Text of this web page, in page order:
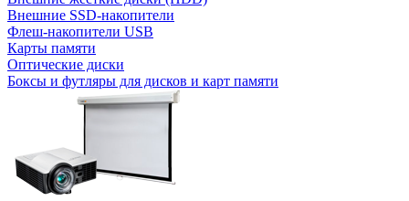
Внешние SSD-накопители
Флеш-накопители USB
Карты памяти
Оптические диски
Боксы и футляры для дисков и карт памяти